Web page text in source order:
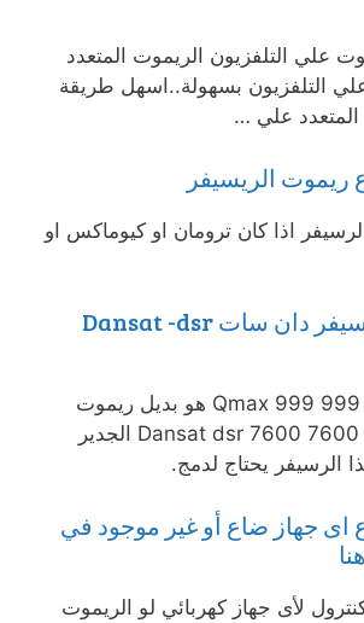
علي التلفزيون الريموت المتعدد
التلفزيون بسهولة..اسهل طريقة
علي …
ريموت الريسيفر
اذا كان ترومان او كيوماكس او
بديل ريموت رسيفر دان سات Dansat -dsr
ريموت كوماكس 999 Qmax 999 هو بديل ريموت
رسيفر دان سات 7600 Dansat dsr 7600 الجدير
الرسيفر يحتاج لدمج.
اى جهاز ضاع أو غير موجود في
لأى جهاز كهربائي لو الريموت